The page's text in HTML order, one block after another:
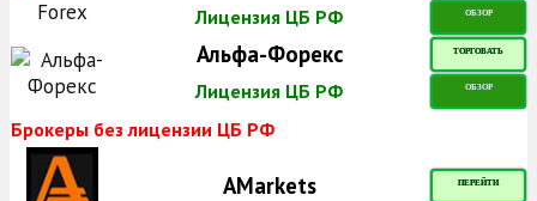
Лицензия ЦБ РФ ОБЗОР
Альфа-Форекс ТОРГОВАТЬ
Лицензия ЦБ РФ ОБЗОР
Брокеры без лицензии ЦБ РФ
AMarkets ПЕРЕЙТИ